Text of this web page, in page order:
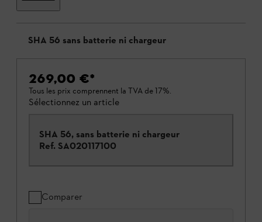
SHA 56 sans batterie ni chargeur
269,00 €*
Tous les prix comprennent la TVA de 17%.
Sélectionnez un article
SHA 56, sans batterie ni chargeur
Ref. SA020117100
Comparer